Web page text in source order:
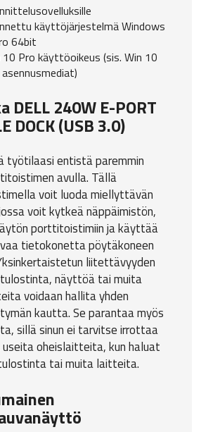
käyttöjärjestelmä Windows
64bit
10 Pro käyttöoikeus (sis. Win 10
DELL 240W E-PORT
DOCK (USB 3.0)
työtilaasi entistä paremmin
avulla. Tällä
voit luoda miellyttävän
voit kytkeä näppäimistön,
porttitoistimiin ja käyttää
tietokonetta pöytäkoneen
liitettävyyden
näyttöä tai muita
voidaan hallita yhden
kautta. Se parantaa myös
sillä sinun ei tarvitse irrottaa
oheislaitteita, kun haluat
tai muita laitteita.